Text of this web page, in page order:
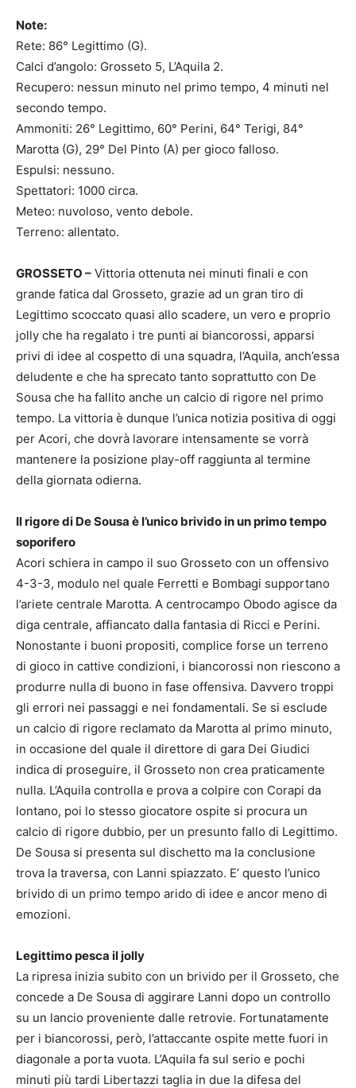
Note:
Rete: 86° Legittimo (G).
Calci d’angolo: Grosseto 5, L’Aquila 2.
Recupero: nessun minuto nel primo tempo, 4 minuti nel
secondo tempo.
Ammoniti: 26° Legittimo, 60° Perini, 64° Terigi, 84°
Marotta (G), 29° Del Pinto (A) per gioco falloso.
Espulsi: nessuno.
Spettatori: 1000 circa.
Meteo: nuvoloso, vento debole.
Terreno: allentato.
GROSSETO – Vittoria ottenuta nei minuti finali e con
grande fatica dal Grosseto, grazie ad un gran tiro di
Legittimo scoccato quasi allo scadere, un vero e proprio
jolly che ha regalato i tre punti ai biancorossi, apparsi
privi di idee al cospetto di una squadra, l’Aquila, anch’essa
deludente e che ha sprecato tanto soprattutto con De
Sousa che ha fallito anche un calcio di rigore nel primo
tempo. La vittoria è dunque l’unica notizia positiva di oggi
per Acori, che dovrà lavorare intensamente se vorrà
mantenere la posizione play-off raggiunta al termine
della giornata odierna.
Il rigore di De Sousa è l’unico brivido in un primo tempo
soporifero
Acori schiera in campo il suo Grosseto con un offensivo
4-3-3, modulo nel quale Ferretti e Bombagi supportano
l’ariete centrale Marotta. A centrocampo Obodo agisce da
diga centrale, affiancato dalla fantasia di Ricci e Perini.
Nonostante i buoni propositi, complice forse un terreno
di gioco in cattive condizioni, i biancorossi non riescono a
produrre nulla di buono in fase offensiva. Davvero troppi
gli errori nei passaggi e nei fondamentali. Se si esclude
un calcio di rigore reclamato da Marotta al primo minuto,
in occasione del quale il direttore di gara Dei Giudici
indica di proseguire, il Grosseto non crea praticamente
nulla. L’Aquila controlla e prova a colpire con Corapi da
lontano, poi lo stesso giocatore ospite si procura un
calcio di rigore dubbio, per un presunto fallo di Legittimo.
De Sousa si presenta sul dischetto ma la conclusione
trova la traversa, con Lanni spiazzato. E’ questo l’unico
brivido di un primo tempo arido di idee e ancor meno di
emozioni.
Legittimo pesca il jolly
La ripresa inizia subito con un brivido per il Grosseto, che
concede a De Sousa di aggirare Lanni dopo un controllo
su un lancio proveniente dalle retrovie. Fortunatamente
per i biancorossi, però, l’attaccante ospite mette fuori in
diagonale a porta vuota. L’Aquila fa sul serio e pochi
minuti più tardi Libertazzi taglia in due la difesa del